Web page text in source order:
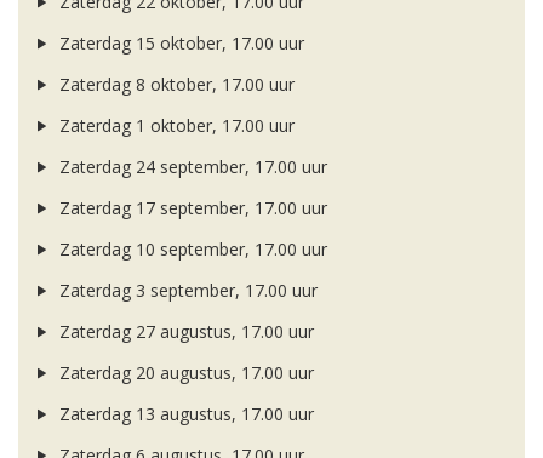
Zaterdag 15 oktober, 17.00 uur
Zaterdag 8 oktober, 17.00 uur
Zaterdag 1 oktober, 17.00 uur
Zaterdag 24 september, 17.00 uur
Zaterdag 17 september, 17.00 uur
Zaterdag 10 september, 17.00 uur
Zaterdag 3 september, 17.00 uur
Zaterdag 27 augustus, 17.00 uur
Zaterdag 20 augustus, 17.00 uur
Zaterdag 13 augustus, 17.00 uur